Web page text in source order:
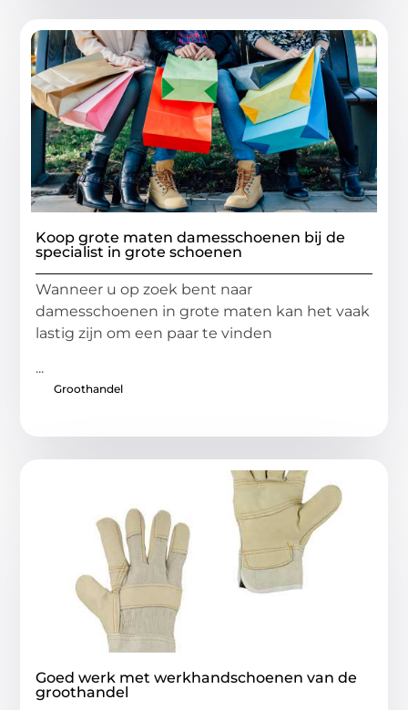
Koop grote maten damesschoenen bij de
specialist in grote schoenen
Wanneer u op zoek bent naar
damesschoenen in grote maten kan het vaak
lastig zijn om een paar te vinden
...
Groothandel
Goed werk met werkhandschoenen van de
groothandel